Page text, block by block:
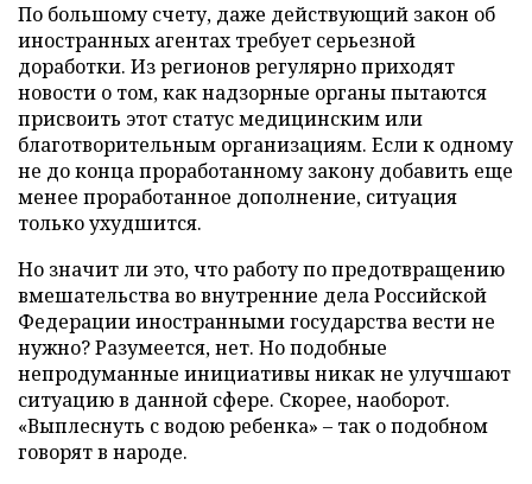
По большому счету, даже действующий закон об
иностранных агентах требует серьезной
доработки. Из регионов регулярно приходят
новости о том, как надзорные органы пытаются
присвоить этот статус медицинским или
благотворительным организациям. Если к одному
не до конца проработанному закону добавить еще
менее проработанное дополнение, ситуация
только ухудшится.
Но значит ли это, что работу по предотвращению
вмешательства во внутренние дела Российской
Федерации иностранными государства вести не
нужно? Разумеется, нет. Но подобные
непродуманные инициативы никак не улучшают
ситуацию в данной сфере. Скорее, наоборот.
«Выплеснуть с водою ребенка» – так о подобном
говорят в народе.